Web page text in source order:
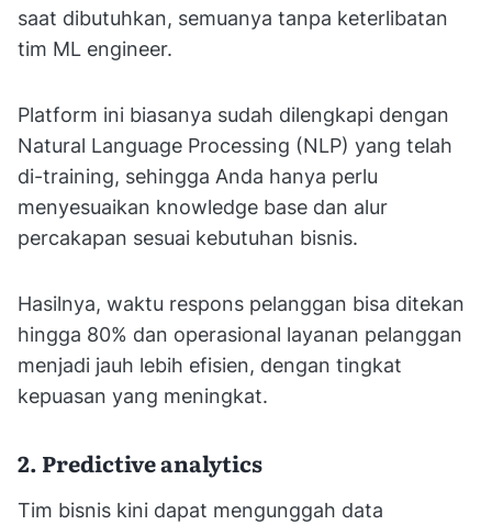
saat dibutuhkan, semuanya tanpa keterlibatan
tim ML engineer.
Platform ini biasanya sudah dilengkapi dengan
Natural Language Processing (NLP) yang telah
di-training, sehingga Anda hanya perlu
menyesuaikan knowledge base dan alur
percakapan sesuai kebutuhan bisnis.
Hasilnya, waktu respons pelanggan bisa ditekan
hingga 80% dan operasional layanan pelanggan
menjadi jauh lebih efisien, dengan tingkat
kepuasan yang meningkat.
2. Predictive analytics
Tim bisnis kini dapat mengunggah data